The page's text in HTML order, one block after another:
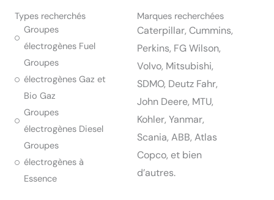
Types recherchés
Groupes
électrogènes Fuel
Groupes
électrogènes Gaz et
Bio Gaz
Groupes
électrogènes Diesel
Groupes
électrogènes à
Essence
Marques recherchées
Caterpillar, Cummins,
Perkins, FG Wilson,
Volvo, Mitsubishi,
SDMO, Deutz Fahr,
John Deere, MTU,
Kohler, Yanmar,
Scania, ABB, Atlas
Copco, et bien
d’autres.